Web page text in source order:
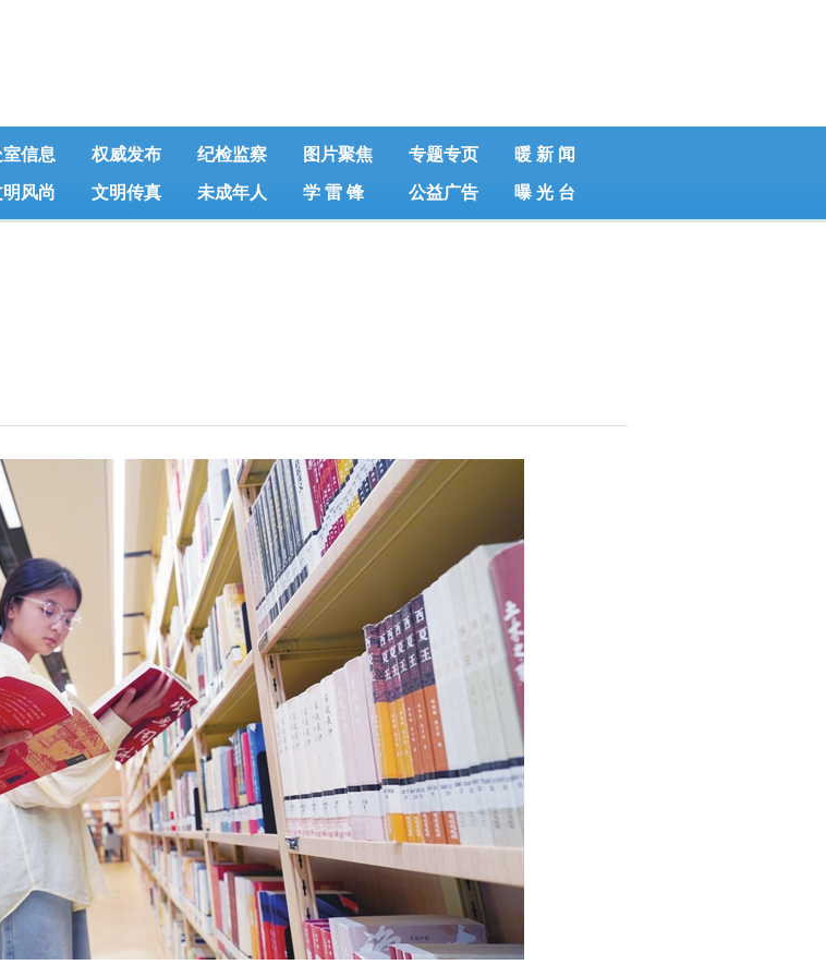
信息 权威发布 纪检监察 图片聚焦 专题专页 暖 新 闻
风尚 文明传真 未成年人 学 雷 锋 公益广告 曝 光 台